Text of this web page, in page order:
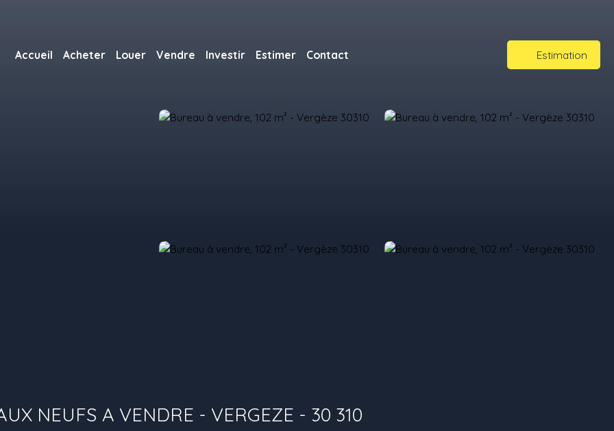
Accueil Acheter Louer Vendre Investir Estimer Contact Estimation
NEUFS A VENDRE - VERGEZE - 30 310